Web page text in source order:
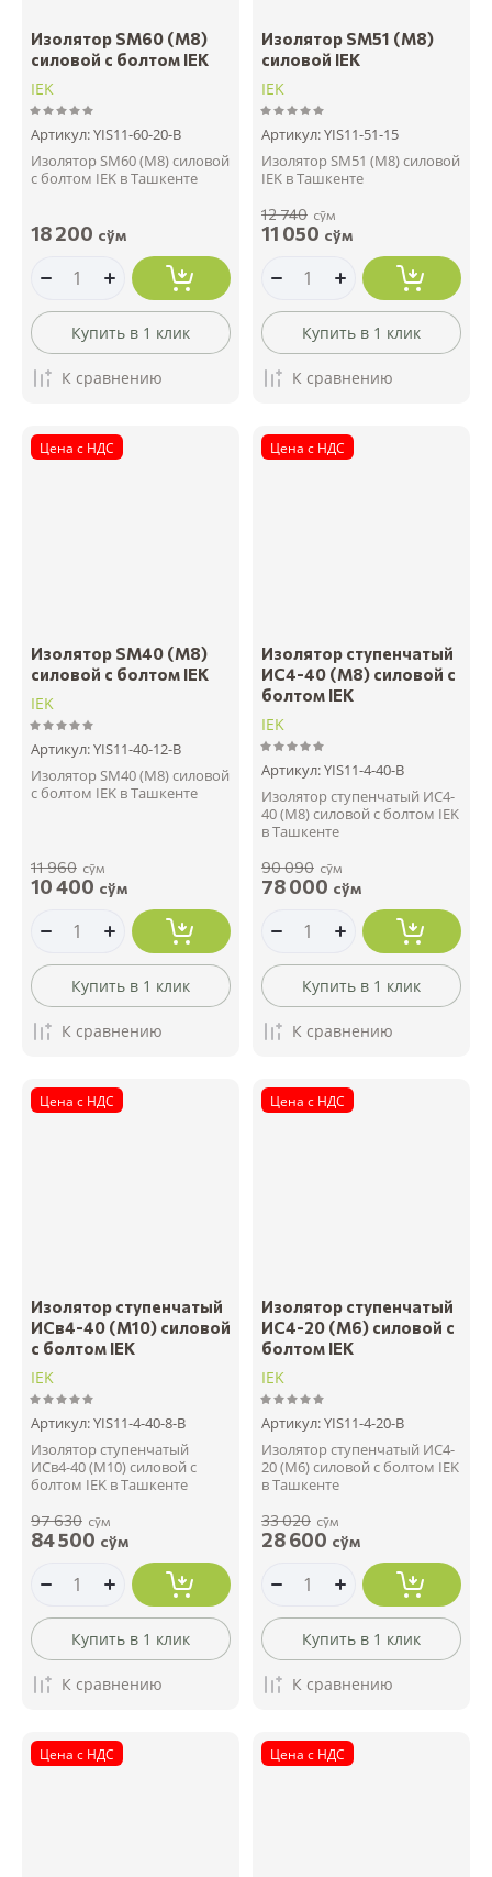
Изолятор SM60 (М8)
силовой с болтом IEK
IEK
Артикул:YIS11-60-20-B
Изолятор SM60 (М8) силовой
с болтом IEK в Ташкенте
18 200 сўм
Купить в 1 клик
К сравнению
Изолятор SM51 (М8)
силовой IEK
IEK
Артикул:YIS11-51-15
Изолятор SM51 (М8) силовой
IEK в Ташкенте
12 740 сўм
11 050 сўм
Купить в 1 клик
К сравнению
Цена с НДС
Изолятор SM40 (М8)
силовой с болтом IEK
IEK
Артикул:YIS11-40-12-B
Изолятор SM40 (М8) силовой
с болтом IEK в Ташкенте
11 960 сўм
10 400 сўм
Купить в 1 клик
К сравнению
Цена с НДС
Изолятор ступенчатый
ИС4-40 (М8) силовой с
болтом IEK
IEK
Артикул:YIS11-4-40-B
Изолятор ступенчатый ИС4-
40 (М8) силовой с болтом IEK
в Ташкенте
90 090 сўм
78 000 сўм
Купить в 1 клик
К сравнению
Цена с НДС
Изолятор ступенчатый
ИСв4-40 (М10) силовой
с болтом IEK
IEK
Артикул:YIS11-4-40-8-B
Изолятор ступенчатый
ИСв4-40 (М10) силовой с
болтом IEK в Ташкенте
97 630 сўм
84 500 сўм
Купить в 1 клик
К сравнению
Цена с НДС
Изолятор ступенчатый
ИС4-20 (М6) силовой с
болтом IEK
IEK
Артикул:YIS11-4-20-B
Изолятор ступенчатый ИС4-
20 (М6) силовой с болтом IEK
в Ташкенте
33 020 сўм
28 600 сўм
Купить в 1 клик
К сравнению
Цена с НДС Цена с НДС